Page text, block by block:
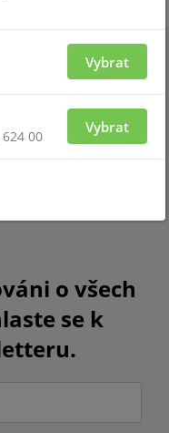
o všech
se k
Vybrat
00
Vybrat